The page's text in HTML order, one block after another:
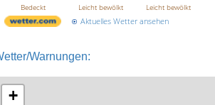
Bedeckt Leicht bewölkt Leicht bewölkt
Aktuelles Wetter ansehen
Warnungen:
+